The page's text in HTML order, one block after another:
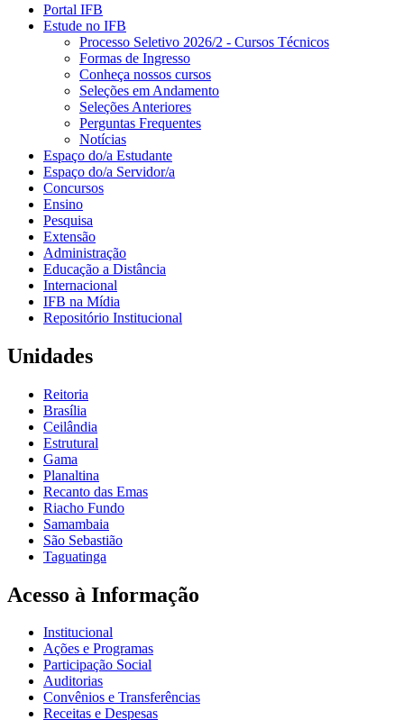
Portal IFB
Estude no IFB
Processo Seletivo 2026/2 - Cursos Técnicos
Formas de Ingresso
Conheça nossos cursos
Seleções em Andamento
Seleções Anteriores
Perguntas Frequentes
Notícias
Espaço do/a Estudante
Espaço do/a Servidor/a
Concursos
Ensino
Pesquisa
Extensão
Administração
Educação a Distância
Internacional
IFB na Mídia
Repositório Institucional
Unidades
Reitoria
Brasília
Ceilândia
Estrutural
Gama
Planaltina
Recanto das Emas
Riacho Fundo
Samambaia
São Sebastião
Taguatinga
Acesso à Informação
Institucional
Ações e Programas
Participação Social
Auditorias
Convênios e Transferências
Receitas e Despesas